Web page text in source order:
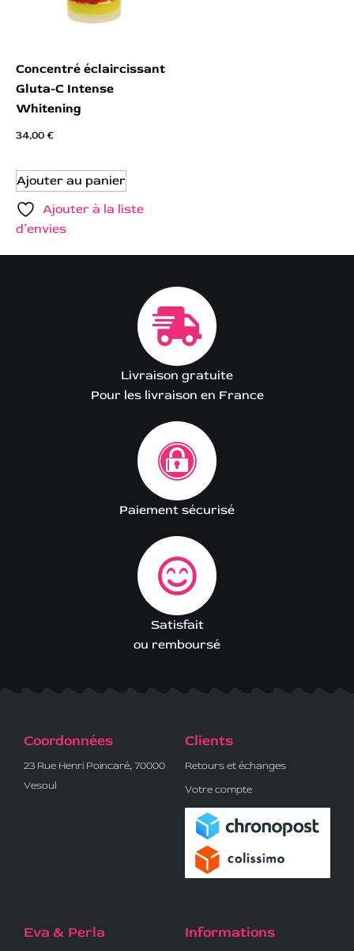
Concentré éclaircissant
Gluta-C Intense
Whitening
34,00€
Ajouter au panier
Ajouter à la liste
d’envies
Livraison gratuite
Pour les livraison en France
Paiement sécurisé
Satisfait
ou remboursé
Coordonnées
23 Rue Henri Poincaré, 70000
Vesoul
Clients
Retours et échanges
Votre compte
Eva & Perla Informations